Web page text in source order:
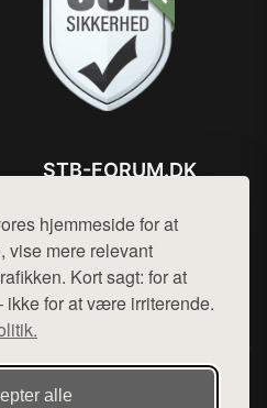
hjemmeside for at
vise mere relevant
Kort sagt: for at
ikke for at være irriterende.
alle
STB-FORUM.DK
Mail: hej@want.dk
Cookie- og privatlivspolitik
der udgiver en række